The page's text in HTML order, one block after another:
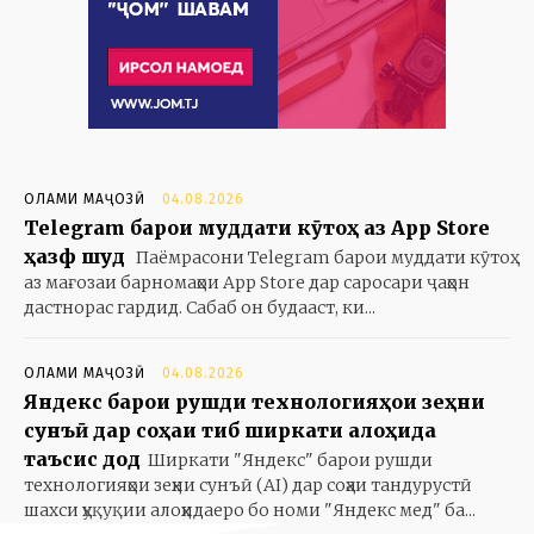
ОЛАМИ МАҶОЗӢ 04.08.2026
Telegram барои муддати кӯтоҳ аз App Store
ҳазф шуд Паёмрасони Telegram барои муддати кӯтоҳ
аз мағозаи барномаҳои App Store дар саросари ҷаҳон
дастнорас гардид. Сабаб он будааст, ки...
ОЛАМИ МАҶОЗӢ 04.08.2026
Яндекс барои рушди технологияҳои зеҳни
сунъӣ дар соҳаи тиб ширкати алоҳида
таъсис дод Ширкати "Яндекс" барои рушди
технологияҳои зеҳни сунъӣ (AI) дар соҳаи тандурустӣ
шахси ҳуқуқии алоҳидаеро бо номи "Яндекс мед" ба...